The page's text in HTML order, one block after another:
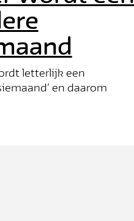
letterlijk een
en daarom
serie video’s. Op